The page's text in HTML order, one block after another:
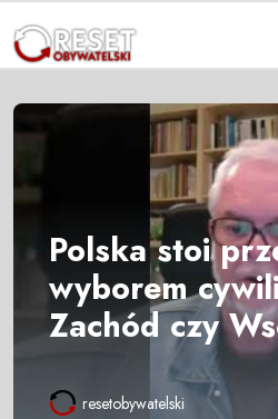
Polska stoi
wyborem
Zachód czy
resetobywatelski